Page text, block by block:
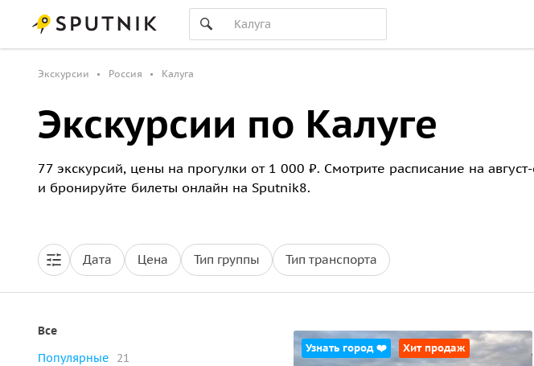
Экскурсии Россия Калуга
Экскурсии по Калуге
77 экскурсий, цены на прогулки от 1 000 ₽. Смотрите расписание на
и бронируйте билеты онлайн на Sputnik8.
Дата Цена Тип группы Тип транспорта
Все
Популярные
21
Узнать город ❤️ Хит продаж